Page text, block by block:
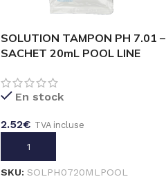
SOLUTION TAMPON PH 7.01 –
SACHET 20mL POOL LINE
En stock
2.52€ TVA incluse
AJOUTER AU PANIER
SKU: SOLPH0720MLPOOL